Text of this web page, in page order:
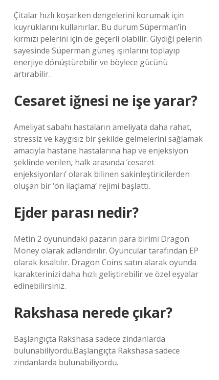
Çitalar hızlı koşarken dengelerini korumak için
kuyruklarını kullanırlar. Bu durum Süperman’in
kırmızı pelerini için de geçerli olabilir. Giydiği pelerin
sayesinde Süperman güneş ışınlarını toplayıp
enerjiye dönüştürebilir ve böylece gücünü
artırabilir.
Cesaret iğnesi ne işe yarar?
Ameliyat sabahı hastaların ameliyata daha rahat,
stressiz ve kaygısız bir şekilde gelmelerini sağlamak
amacıyla hastane hastalarına hap ve enjeksiyon
şeklinde verilen, halk arasında ‘cesaret
enjeksiyonları’ olarak bilinen sakinleştiricilerden
oluşan bir ‘ön ilaçlama’ rejimi başlattı.
Ejder parası nedir?
Metin 2 oyunundaki pazarın para birimi Dragon
Money olarak adlandırılır. Oyuncular tarafından EP
olarak kısaltılır. Dragon Coins satın alarak oyunda
karakterinizi daha hızlı geliştirebilir ve özel eşyalar
edinebilirsiniz.
Rakshasa nerede çıkar?
Başlangıçta Rakshasa sadece zindanlarda
bulunabiliyordu.Başlangıçta Rakshasa sadece
zindanlarda bulunabiliyordu.